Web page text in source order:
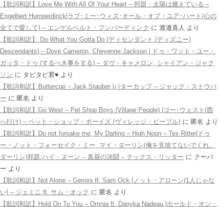
【歌詞和訳】Love Me With All Of Your Heart – 邦題：太陽は燃えている –
Engelbert Humperdinck|ラブ･ミー･ウィズ･オール・オブ・ユア･ハート(心の
全てで愛して) – エンゲルベルト・フンパーディンク に 渡邉直人 より
【歌詞和訳】 Do What You Gotta Do (ディセンダント (ディズニー)
Descendants) – Dove Cameron, Cheyenne Jackson | ドゥ・ワット・ユー・
ガッタ・ドゥ (するべき事をする) – ダヴ・キャメロン, シャイアン・ジャク
ソン に タピタピ君♥️ より
【歌詞和訳】Buttercup – Jack Stauber |バターカップ – ジャック・ストウバ
ー に 匿名 より
【歌詞和訳】Go West – Pet Shop Boys (Village People) |ゴー･ウェスト(西
へ行け) – ペット・ショップ・ボーイズ (ヴィレッジ・ピープル) に 匿名 より
【歌詞和訳】Do not forsake me, My Darling – High Noon – Tex Ritter|ドゥ
ー・ノット・フォーセイク・ミー, マイ・ダーリン(俺を見捨てないでくれ、
ダーリン)邦題:ハイ・ヌーン – 真昼の決闘 – テックス・リッター に クーパ
ー より
【歌詞和訳】Not Alone – Gemini ft. Sam Ock |ノット・アローン(1人じゃな
い) – ジェミニ ft. サム・オック に 匿名 より
【歌詞和訳】Hold On To You – Omnia ft. Danyka Nadeau |ホールド・オン・